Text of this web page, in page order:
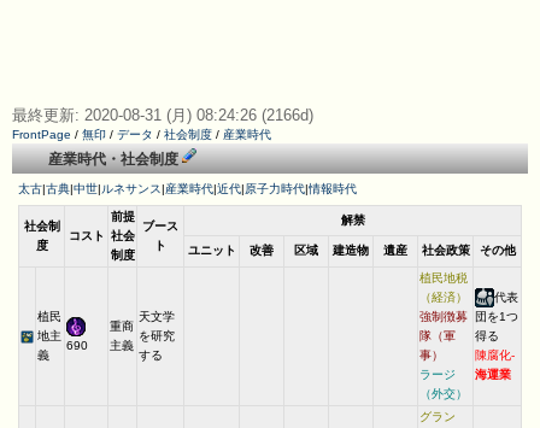
最終更新: 2020-08-31 (月) 08:24:26 (2166d)
FrontPage / 無印 / データ / 社会制度 / 産業時代
産業時代・社会制度
太古|古典|中世|ルネサンス|産業時代|近代|原子力時代|情報時代
社会制
度
コスト
前提
社会
制度
ブース
ト
解禁
ユニット 改善 区域 建造物 遺産 社会政策 その他
植民
地主
義
690
重商
主義
天文学
を研究
する
植民地税
（経済）
強制徴募
隊（軍
事）
ラージ
（外交）
代表
団を1つ
得る
陳腐化-
海運業
グラン